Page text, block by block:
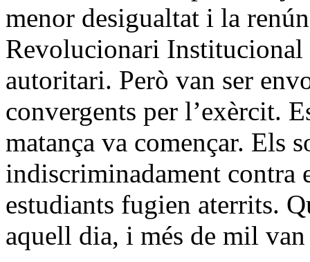
menor desigualtat i la
Revolucionari Institucional
autoritari. Però van ser
convergents per l’exèrcit.
matança va començar. Els
indiscriminadament contra
estudiants fugien aterrits.
aquell dia, i més de mil